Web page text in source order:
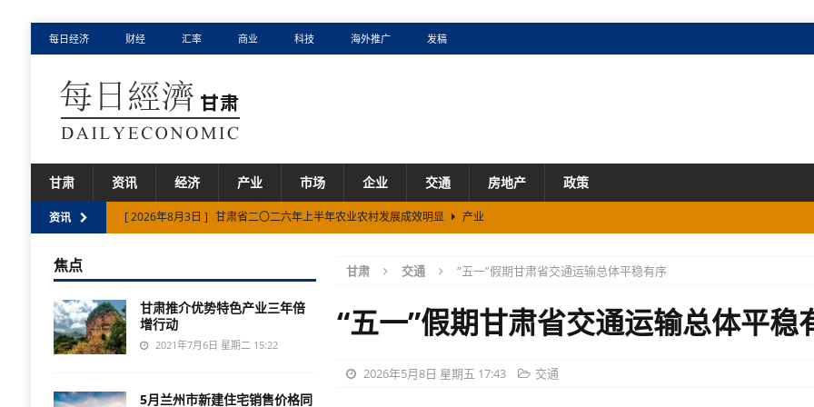
每日经济 财经 汇率 商业 科技 海外推广 发稿
甘肃 资讯 经济 产业 市场 企业 交通 房地产 政策
资讯 [ 2026年8月3日 ] 甘肃省二〇二六年上半年农业农村发展成效明显
产业
[ 2026年8月1日 ] 甘肃省规上工业增速连续54个月高于全国增速
产业
[ 2026年7月30日 ] 甘肃省内用外送电量双创新高
[ 2026年8月5日 ] 甘肃省重拳整治网络餐饮乱象 市场
甘肃 交通 “五一”假期甘肃省交通运输总体平稳有序
“五一”假期甘肃省交通运输总体平稳
2026年5月8日 星期五 17:43 交通
焦点
甘肃推介优势特色产业三年倍
增行动
2021年7月6日 星期二 15:22
5月兰州市新建住宅销售价格同